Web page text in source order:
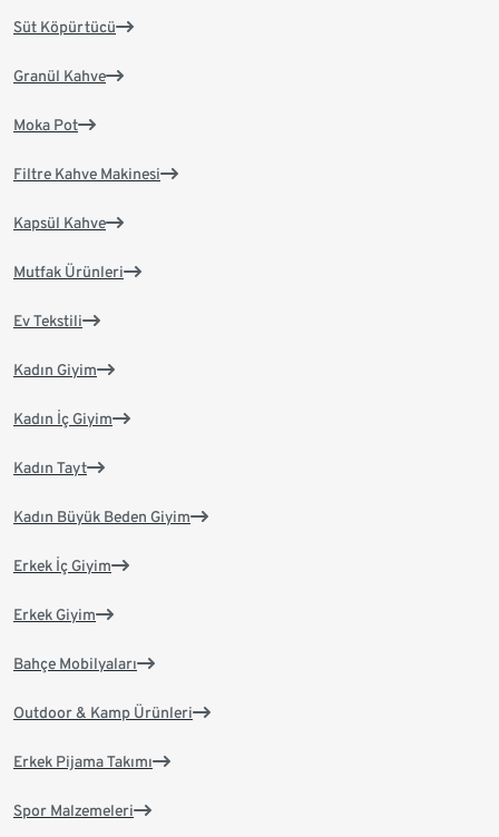
Süt Köpürtücü
Granül Kahve
Moka Pot
Filtre Kahve Makinesi
Kapsül Kahve
Mutfak Ürünleri
Ev Tekstili
Kadın Giyim
Kadın İç Giyim
Kadın Tayt
Kadın Büyük Beden Giyim
Erkek İç Giyim
Erkek Giyim
Bahçe Mobilyaları
Outdoor & Kamp Ürünleri
Erkek Pijama Takımı
Spor Malzemeleri